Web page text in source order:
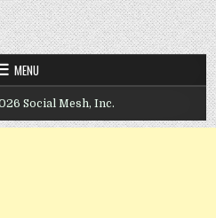
MENU
Social Mesh, Inc.